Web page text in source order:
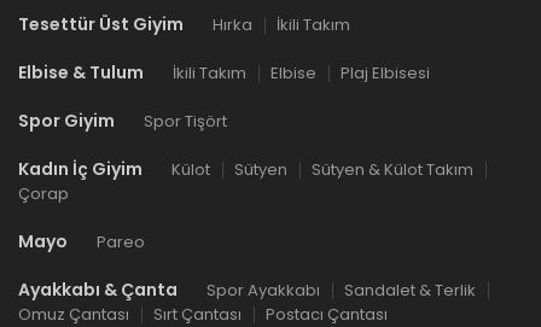
Tesettür Üst Giyim Hırka İkili Takım
Elbise & Tulum İkili Takım Elbise Plaj Elbisesi
Spor Giyim Spor Tişört
Kadın İç Giyim Külot Sütyen
Sütyen & Külot Takım
Çorap
Mayo Pareo
Ayakkabı & Çanta Spor Ayakkabı
Sandalet & Terlik
Omuz Çantası
Sırt Çantası Postacı Çantası